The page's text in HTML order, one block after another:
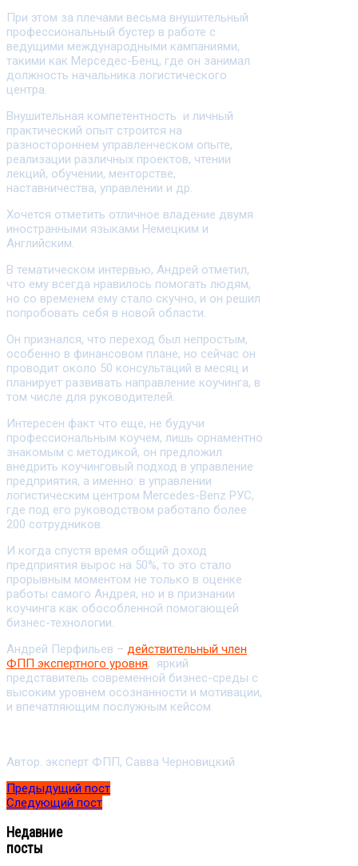
При этом за плечами весьма внушительный
профессиональный бустер в работе с
ведущими международными кампаниями,
такими как Мерседес-Бенц, где он занимал
должность начальника логистического
центра.
Внушительная компетентность и личный
практический опыт строится на
разностороннем управленческом опыте,
реализации различных проектов, чтении
лекций, обучении, менторстве,
наставничества, управлении и др.
Хочется отметить отличное владение двумя
иностранными языками Немецким и
Английским.
В тематическом интервью, Андрей отметил,
что ему всегда нравилось помогать людям,
но со временем ему стало скучно, и он решил
попробовать себя в новой области.
Он признался, что переход был непростым,
особенно в финансовом плане, но сейчас он
проводит около 50 консультаций в месяц и
планирует развивать направление коучинга, в
том числе для руководителей.
Интересен факт что еще, не будучи
профессиональным коучем, лишь орнаментно
знакомым с методикой, он предложил
внедрить коучинговый подход в управление
предприятия, а именно: в управлении
логистическим центром Mercedes-Benz РУС,
где под его руководством работало более
200 сотрудников.
И когда спустя время общий доход
предприятия вырос на 50%, то это стало
прорывным моментом не только в оценке
работы самого Андрея, но и в признании
коучинга как обособленной помогающей
бизнес-технологии.
Андрей Перфильев – действительный член
ФПП экспертного уровня, яркий
представитель современной бизнес-среды с
высоким уровнем осознанности и мотивации,
и впечатляющим послужным кейсом.
Автор. эксперт ФПП, Савва Черновицкий
Предыдущий пост
Следующий пост
Недавние
посты